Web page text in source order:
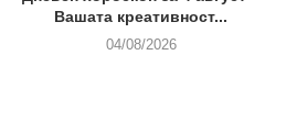
Вашата креативност...
04/08/2026